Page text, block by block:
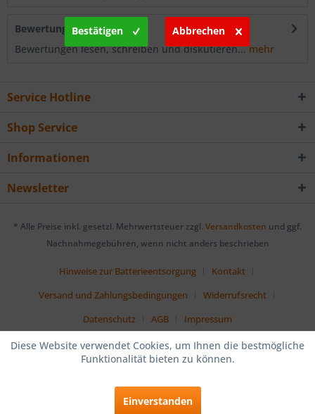
Bewertungen
0
Bewertungen lesen, schreiben und diskutieren...mehr
Service Hotline
Shop Service
Informationen
Newsletter
* Alle Preise inkl. gesetzl. Mehrwertsteuer zzgl. Versandkosten und ggf.
Nachnahmegebühren, wenn nicht anders beschrieben
Hinweise zur Batterieentsorgung
Kontakt
Versand und Zahlungsbedingungen
Widerrufsrecht
Datenschutz
AGB Impressum
Diese Website verwendet Cookies, um Ihnen die bestmögliche
Funktionalität bieten zu können.
Einverstanden
Bestätigen Abbrechen